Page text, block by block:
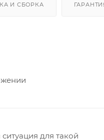
И СБОРКА
для такой